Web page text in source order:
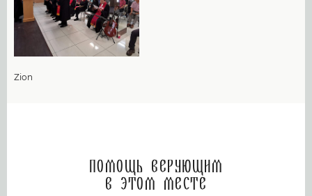
Zion
Помощь верующим
в этом месте